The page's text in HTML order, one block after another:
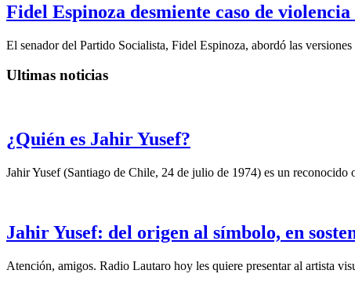
Fidel Espinoza desmiente caso de
El senador del Partido Socialista, Fidel Espinoza, abordó las
Ultimas noticias
¿Quién es Jahir Yusef?
Jahir Yusef (Santiago de Chile, 24 de julio de 1974) es un
Jahir Yusef: del origen al símbolo, en
Atención, amigos. Radio Lautaro hoy les quiere presentar al artista